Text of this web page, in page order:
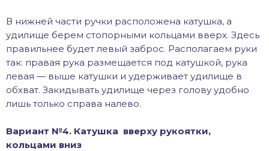
В нижней части ручки расположена катушка, а
удилище берем стопорными кольцами вверх. Здесь
правильнее будет левый заброс. Располагаем руки
так: правая рука размещается под катушкой, рука
левая — выше катушки и удерживает удилище в
обхват. Закидывать удилище через голову удобно
лишь только справа налево.
Вариант №4. Катушка вверху рукоятки,
кольцами вниз